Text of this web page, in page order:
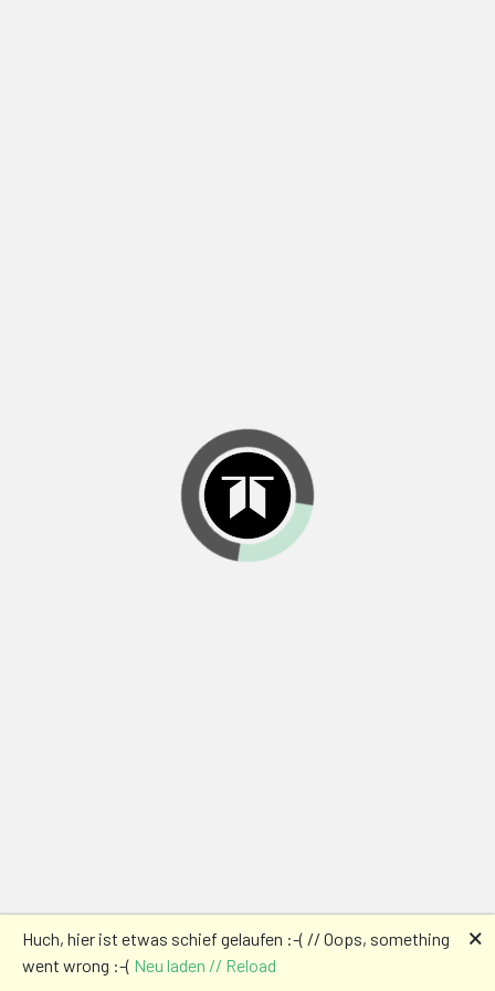
Huch, hier ist etwas schief gelaufen :-( // Oops, something
went wrong :-( Neu laden // Reload
🗙